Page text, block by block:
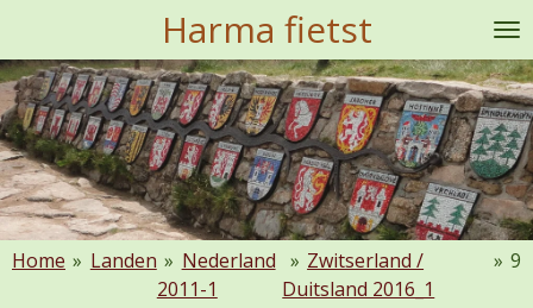
naar
de
hoofdinhoud
Harma fietst
Home » Landen » Nederland
2011-1
» Zwitserland /
Duitsland 2016_1
» 9